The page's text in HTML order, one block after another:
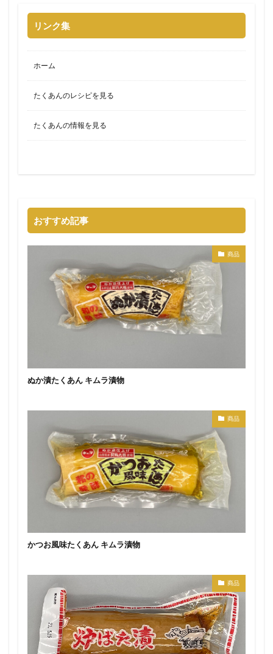
リンク集
ホーム
たくあんのレシピを見る
たくあんの情報を見る
おすすめ記事
商品
ぬか漬たくあん キムラ漬物
商品
かつお風味たくあん キムラ漬物
商品